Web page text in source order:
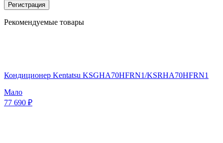
Регистрация
Рекомендуемые товары
Кондиционер Kentatsu KSGHA70HFRN1/KSRHA70HFRN1
Мало
77 690 ₽